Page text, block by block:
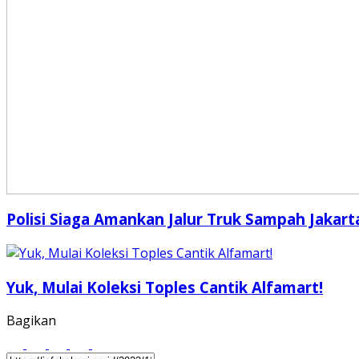
Polisi Siaga Amankan Jalur Truk Sampah
Yuk, Mulai Koleksi Toples Cantik Alfamart!
Bagikan